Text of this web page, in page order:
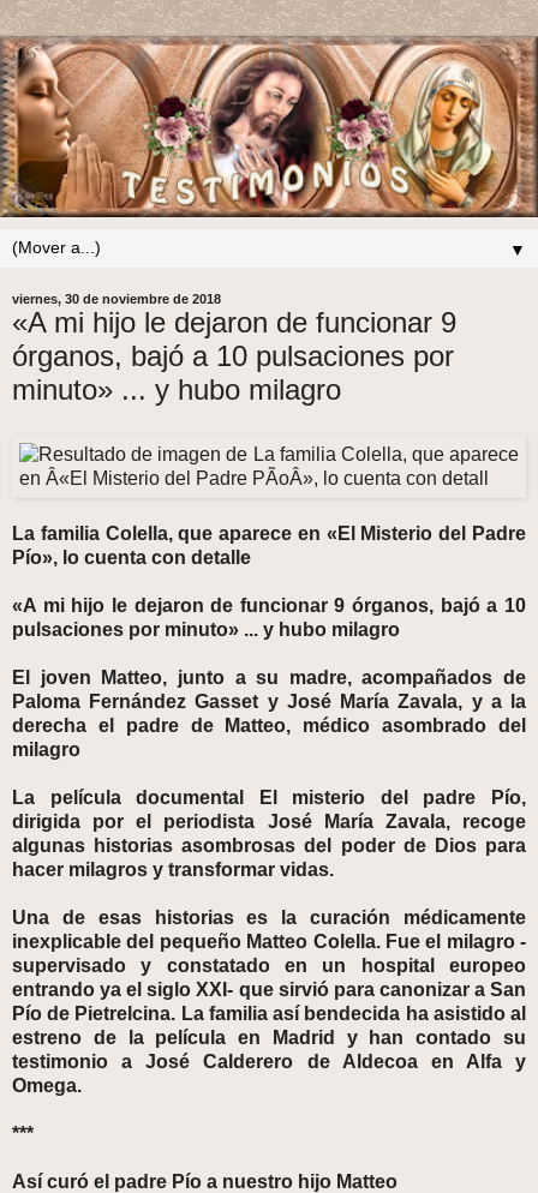
▼
viernes, 30 de noviembre de 2018
«A mi hijo le dejaron de funcionar 9
órganos, bajó a 10 pulsaciones por
minuto» ... y hubo milagro
La familia Colella, que aparece en «El Misterio del Padre
Pío», lo cuenta con detalle
«A mi hijo le dejaron de funcionar 9 órganos, bajó a 10
pulsaciones por minuto» ... y hubo milagro
El joven Matteo, junto a su madre, acompañados de
Paloma Fernández Gasset y José María Zavala, y a la
derecha el padre de Matteo, médico asombrado del
milagro
La película documental El misterio del padre Pío,
dirigida por el periodista José María Zavala, recoge
algunas historias asombrosas del poder de Dios para
hacer milagros y transformar vidas.
Una de esas historias es la curación médicamente
inexplicable del pequeño Matteo Colella. Fue el milagro -
supervisado y constatado en un hospital europeo
entrando ya el siglo XXI- que sirvió para canonizar a San
Pío de Pietrelcina. La familia así bendecida ha asistido al
estreno de la película en Madrid y han contado su
testimonio a José Calderero de Aldecoa en Alfa y
Omega.
***
Así curó el padre Pío a nuestro hijo Matteo